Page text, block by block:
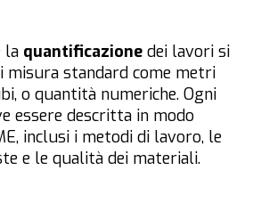
la quantificazione dei lavori si
misura standard come metri
o quantità numeriche. Ogni
essere descritta in modo
inclusi i metodi di lavoro, le
e le qualità dei materiali.